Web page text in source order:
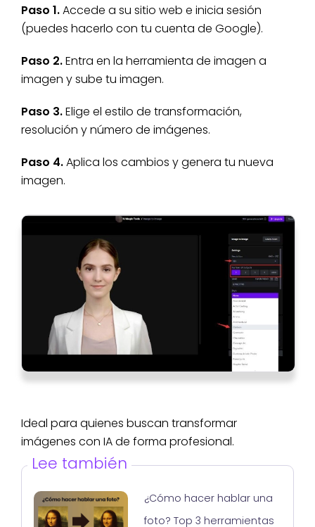
Paso 1.Accede a su sitio web e inicia sesión
(puedes hacerlo con tu cuenta de Google).
Paso 2.Entra en la herramienta de imagen a
imagen y sube tu imagen.
Paso 3.Elige el estilo de transformación,
resolución y número de imágenes.
Paso 4.Aplica los cambios y genera tu nueva
imagen.
Ideal para quienes buscan transformar
imágenes con IA de forma profesional.
Lee también
¿Cómo hacer hablar una
foto? Top 3 herramientas